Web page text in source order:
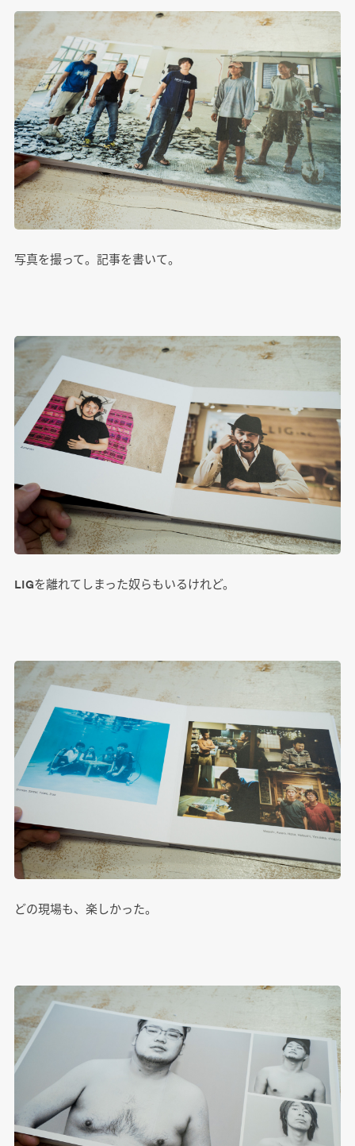
写真を撮って。記事を書いて。
LIGを離れてしまった奴らもいるけれど。
どの現場も、楽しかった。